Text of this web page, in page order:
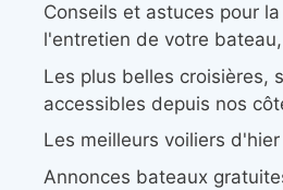
Conseils et astuces pour
l'entretien de votre bateau,
Les plus belles croisières,
accessibles depuis nos
Les meilleurs voiliers
Annonces bateaux